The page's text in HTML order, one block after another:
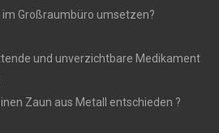
Großraumbüro umsetzen?
und unverzichtbare Medikament
Zaun aus Metall entschieden ?